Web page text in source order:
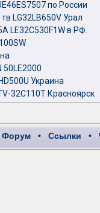
по России
LG32LB650V Урал
LE32C530F1W в РФ.
50LE2000
Украина
32C110T Красноярск
Форум • Ссылки •